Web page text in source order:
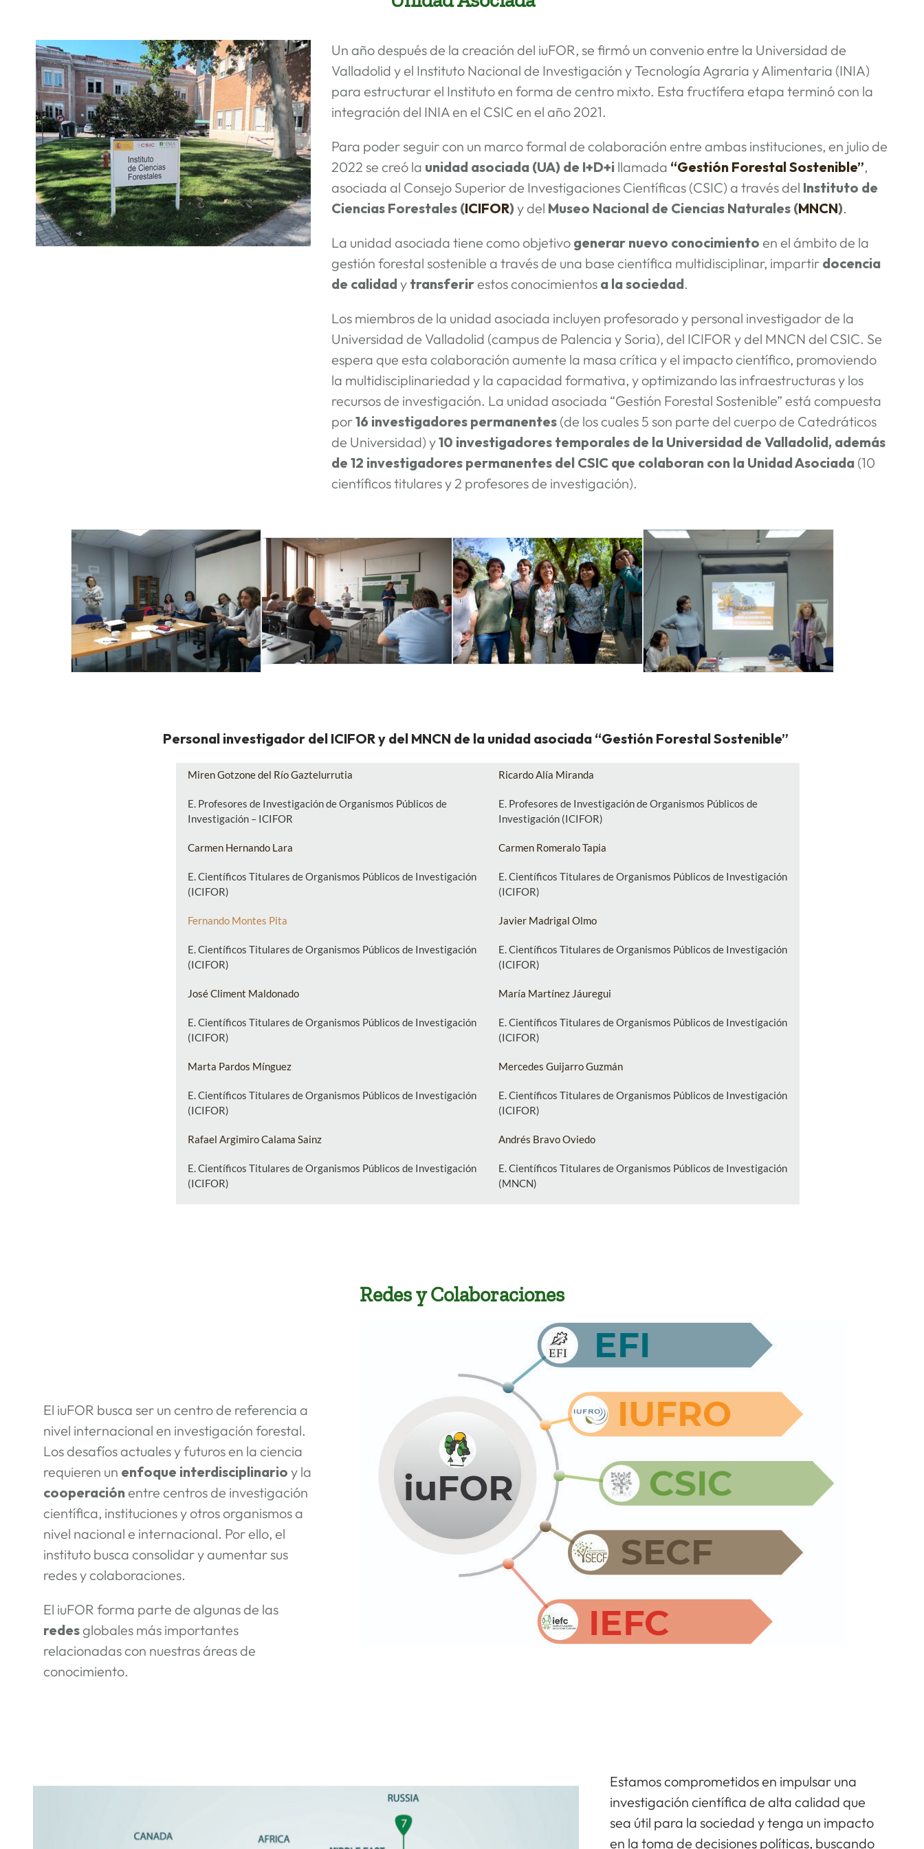
Un año después de la creación del iuFOR, se firmó un convenio entre la Universidad de
Valladolid y el Instituto Nacional de Investigación y Tecnología Agraria y Alimentaria (INIA)
para estructurar el Instituto en forma de centro mixto. Esta fructífera etapa terminó con la
integración del INIA en el CSIC en el año 2021.
Para poder seguir con un marco formal de colaboración entre ambas instituciones, en julio de
2022 se creó la unidad asociada (UA) de I+D+i llamada “Gestión Forestal Sostenible”,
asociada al Consejo Superior de Investigaciones Científicas (CSIC) a través del Instituto de
Ciencias Forestales (ICIFOR) y del Museo Nacional de Ciencias Naturales (MNCN).
La unidad asociada tiene como objetivo generar nuevo conocimiento en el ámbito de la
gestión forestal sostenible a través de una base científica multidisciplinar, impartir docencia
de calidad y transferirestos conocimientos a la sociedad.
Los miembros de la unidad asociada incluyen profesorado y personal investigador de la
Universidad de Valladolid (campus de Palencia y Soria), del ICIFOR y del MNCN del CSIC. Se
espera que esta colaboración aumente la masa crítica y el impacto científico, promoviendo
la multidisciplinariedad y la capacidad formativa, y optimizando las infraestructuras y los
recursos de investigación. La unidad asociada “Gestión Forestal Sostenible” está compuesta
por16 investigadores permanentes (de los cuales 5 son parte del cuerpo de Catedráticos
de Universidad) y10 investigadores temporales de la Universidad de Valladolid, además
de 12 investigadores permanentes del CSIC que colaboran con la Unidad Asociada (10
científicos titulares y 2 profesores de investigación).
Personal investigador del ICIFOR y del MNCN de la unidad asociada “Gestión Forestal Sostenible”
Miren Gotzone del Río Gaztelurrutia
E. Profesores de Investigación de Organismos Públicos de
Investigación – ICIFOR
Carmen Hernando Lara
E. Científicos Titulares de Organismos Públicos de Investigación
(ICIFOR)
Fernando Montes Pita
E. Científicos Titulares de Organismos Públicos de Investigación
(ICIFOR)
José Climent Maldonado
E. Científicos Titulares de Organismos Públicos de Investigación
(ICIFOR)
Marta Pardos Mínguez
E. Científicos Titulares de Organismos Públicos de Investigación
(ICIFOR)
Rafael Argimiro Calama Sainz
E. Científicos Titulares de Organismos Públicos de Investigación
(ICIFOR)
Ricardo Alía Miranda
E. Profesores de Investigación de Organismos Públicos de
Investigación (ICIFOR)
Carmen Romeralo Tapia
E. Científicos Titulares de Organismos Públicos de Investigación
(ICIFOR)
Javier Madrigal Olmo
E. Científicos Titulares de Organismos Públicos de Investigación
(ICIFOR)
María Martínez Jáuregui
E. Científicos Titulares de Organismos Públicos de Investigación
(ICIFOR)
Mercedes Guijarro Guzmán
E. Científicos Titulares de Organismos Públicos de Investigación
(ICIFOR)
Andrés Bravo Oviedo
E. Científicos Titulares de Organismos Públicos de Investigación
(MNCN)
Redes y Colaboraciones
El iuFOR busca ser un centro de referencia a
nivel internacional en investigación forestal.
Los desafíos actuales y futuros en la ciencia
requieren un enfoque interdisciplinario y la
cooperación entre centros de investigación
científica, instituciones y otros organismos a
nivel nacional e internacional. Por ello, el
instituto busca consolidar y aumentar sus
redes y colaboraciones.
El iuFOR forma parte de algunas de las
redes globales más importantes
relacionadas con nuestras áreas de
conocimiento.
Estamos comprometidos en impulsar una
investigación científica de alta calidad que
sea útil para la sociedad y tenga un impacto
en la toma de decisiones políticas, buscando